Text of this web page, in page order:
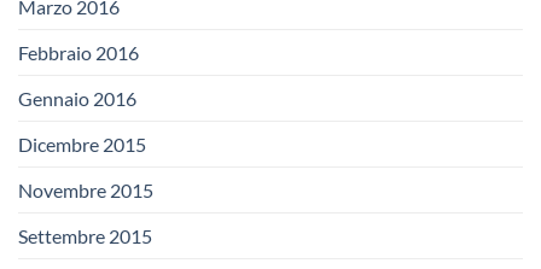
Marzo 2016
Febbraio 2016
Gennaio 2016
Dicembre 2015
Novembre 2015
Settembre 2015